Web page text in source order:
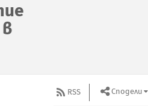
RSS Сподели